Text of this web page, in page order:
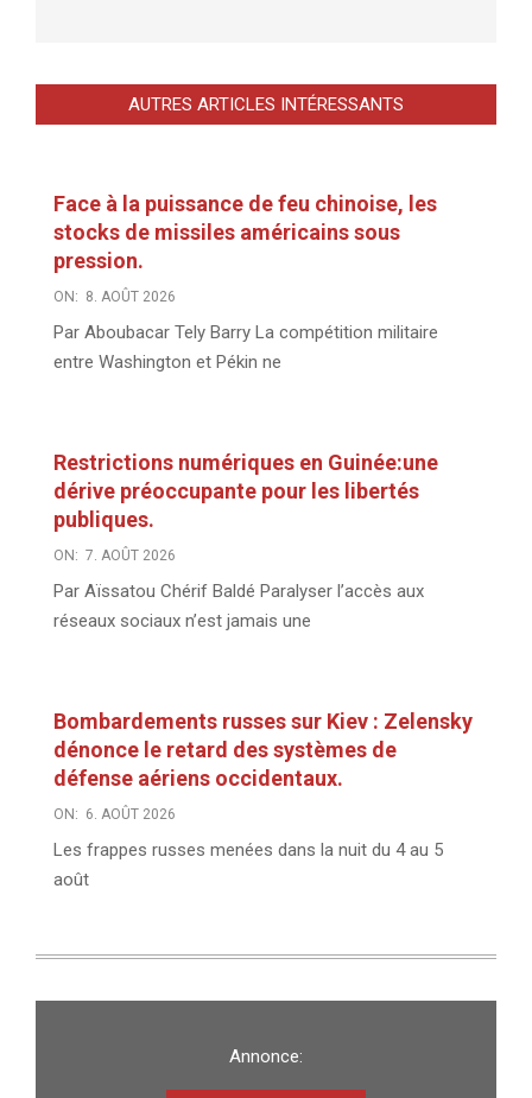
AUTRES ARTICLES INTÉRESSANTS
Face à la puissance de feu chinoise, les
stocks de missiles américains sous
pression.
ON: 8. AOÛT 2026
Par Aboubacar Tely Barry La compétition militaire
entre Washington et Pékin ne
Restrictions numériques en Guinée:une
dérive préoccupante pour les libertés
publiques.
ON: 7. AOÛT 2026
Par Aïssatou Chérif Baldé Paralyser l’accès aux
réseaux sociaux n’est jamais une
Bombardements russes sur Kiev : Zelensky
dénonce le retard des systèmes de
défense aériens occidentaux.
ON: 6. AOÛT 2026
Les frappes russes menées dans la nuit du 4 au 5
août
Annonce: